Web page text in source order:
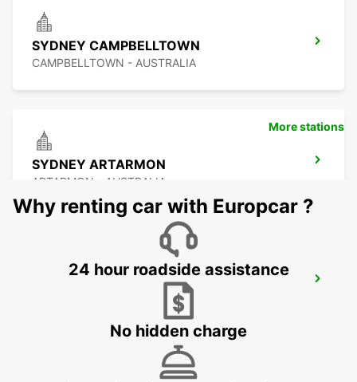
SYDNEY CAMPBELLTOWN
CAMPBELLTOWN - AUSTRALIA
SYDNEY ARTARMON
ARTARMON - AUSTRALIA
More stations
Why renting car with Europcar ?
24 hour roadside assistance
No hidden charge